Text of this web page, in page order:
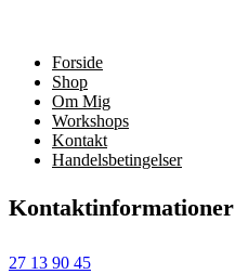
Forside
Shop
Om Mig
Workshops
Kontakt
Handelsbetingelser
Kontaktinformationer
27 13 90 45